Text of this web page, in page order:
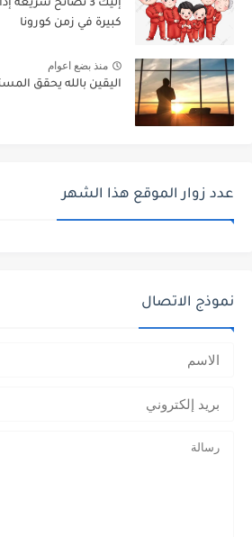
إليك 3 نصائح
كبيرة في زمن كورونا
منذ بضع اعوام
اليقين بالله يحقق
عدد زوار الموقع هذا الشهر
نموذج الاتصال